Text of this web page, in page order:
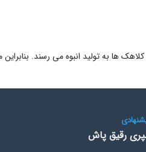
ها به تولید انبوه می رسند.
رقیق پاش